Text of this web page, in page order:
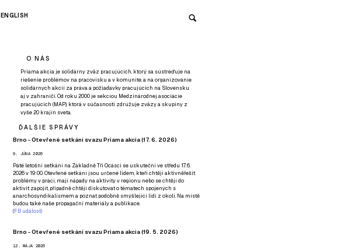
ENGLISH
O NÁS
Priama akcia je solidárny zväz pracujúcich, ktorý sa sústreďuje na
riešenie problémov na pracovisku a v komunite, a na organizovanie
solidárnych akcií za práva a požiadavky pracujúcich na Slovensku
aj v zahraničí. Od roku 2000 je sekciou Medzinárodnej asociácie
pracujúcich (MAP), ktorá v súčasnosti združuje zväzy a skupiny z
vyše 20 krajín sveta.
ĎALŠIE SPRÁVY
Brno - Otevřené setkání svazu Priama akcia (17. 6. 2026)
9. JÚNA 2026
Páté letošní setkání na Základně Tři Ocásci se uskuteční ve středu 17. 6.
2026 v 19:00. Otevřené setkání jsou určené lidem, kteří chtějí aktivněřešit
problémy v práci, mají nápady na aktivity v regionu nebo se chtějí do
aktivit zapojit, případně chtějí diskutovat o tématech spojených s
anarchosyndikalismem a poznat podobně smýšlející lidi z okolí. Na místě
budou také naše propagační materiály a publikace.
(FB událost)
Brno - Otevřené setkání svazu Priama akcia (19. 5. 2026)
12. MÁJA 2026